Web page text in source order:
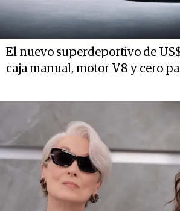
El nuevo superdeportivo de
caja manual, motor V8 y cero